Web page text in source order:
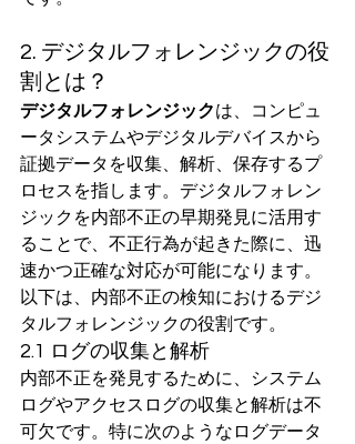
2. デジタルフォレンジックの役
割とは？
デジタルフォレンジックは、コンピュ
ータシステムやデジタルデバイスから
証拠データを収集、解析、保存するプ
ロセスを指します。デジタルフォレン
ジックを内部不正の早期発見に活用す
ることで、不正行為が起きた際に、迅
速かつ正確な対応が可能になります。
以下は、内部不正の検知におけるデジ
タルフォレンジックの役割です。
2.1 ログの収集と解析
内部不正を発見するために、システム
ログやアクセスログの収集と解析は不
可欠です。特に次のようなログデータ